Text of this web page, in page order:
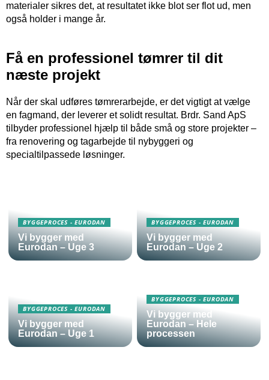
materialer sikres det, at resultatet ikke blot ser flot ud, men
også holder i mange år.
Få en professionel tømrer til dit
næste projekt
Når der skal udføres tømrerarbejde, er det vigtigt at vælge
en fagmand, der leverer et solidt resultat. Brdr. Sand ApS
tilbyder professionel hjælp til både små og store projekter –
fra renovering og tagarbejde til nybyggeri og
specialtilpassede løsninger.
BYGGEPROCES - EURODAN
Vi bygger med
Eurodan – Uge 3
BYGGEPROCES - EURODAN
Vi bygger med
Eurodan – Uge 2
BYGGEPROCES - EURODAN
Vi bygger med
Eurodan – Uge 1
BYGGEPROCES - EURODAN
Vi bygger med
Eurodan – Hele
processen